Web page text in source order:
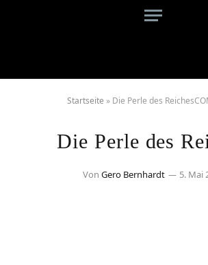
Startseite » Die Perle des
Die Perle des
Von Gero Bernhardt 5. Mai